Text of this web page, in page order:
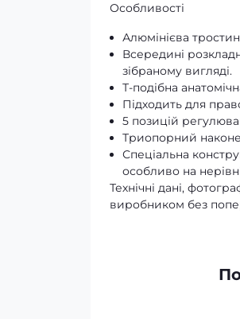
Особливості
Алюмінієва
Всередині
зібраному вигляді.
Т-подібна
Підходить для
5 позицій
Триопорний
Спеціальна
особливо на
Технічні дані,
виробником без